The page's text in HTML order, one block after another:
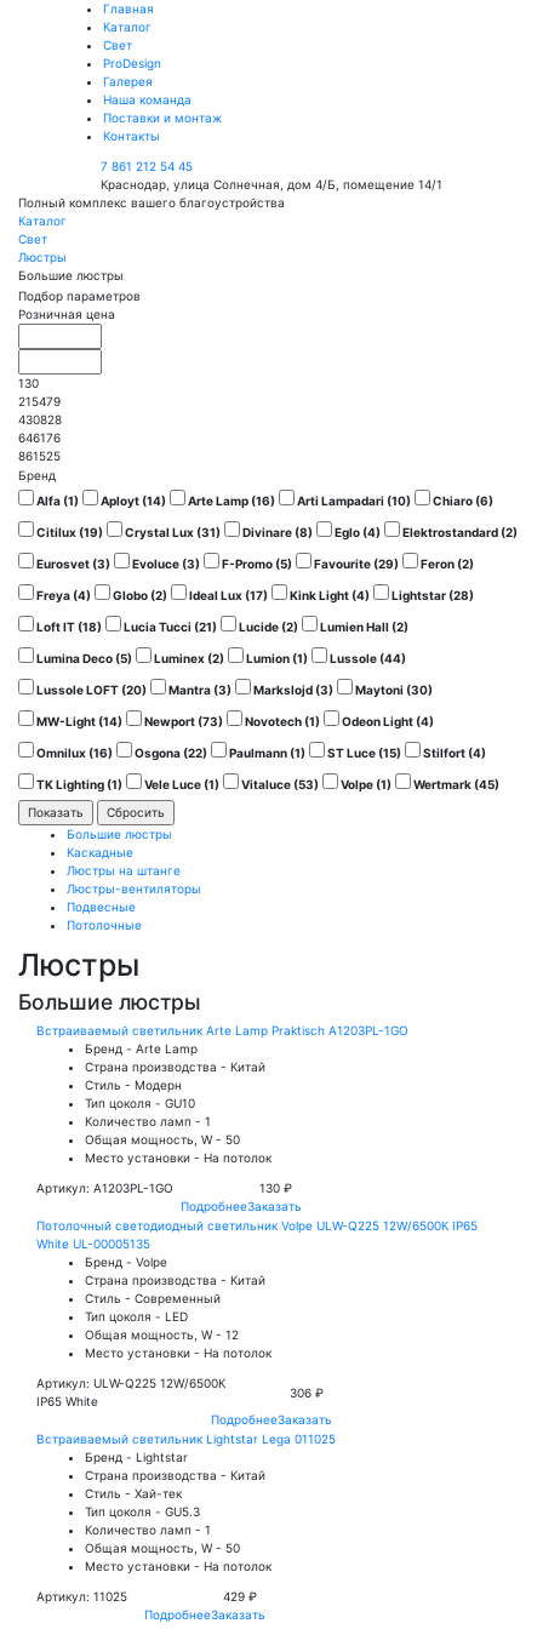
Главная
Каталог
Свет
ProDesign
Галерея
Наша команда
Поставки и монтаж
Контакты
7 861 212 54 45
Краснодар, улица Солнечная, дом 4/Б, помещение 14/1
Полный комплекс вашего благоустройства
Каталог
Свет
Люстры
Большие люстры
Подбор параметров
Розничная цена
130
215479
430828
646176
861525
Бренд
Alfa (1) Aployt (14) Arte Lamp (16) Arti Lampadari (10) Chiaro (6)
Citilux (19) Crystal Lux (31) Divinare (8) Eglo (4) Elektrostandard (2)
Eurosvet (3) Evoluce (3) F-Promo (5) Favourite (29) Feron (2)
Freya (4) Globo (2) Ideal Lux (17) Kink Light (4) Lightstar (28)
Loft IT (18) Lucia Tucci (21) Lucide (2) Lumien Hall (2)
Lumina Deco (5) Luminex (2) Lumion (1) Lussole (44)
Lussole LOFT (20) Mantra (3) Markslojd (3) Maytoni (30)
MW-Light (14) Newport (73) Novotech (1) Odeon Light (4)
Omnilux (16) Osgona (22) Paulmann (1) ST Luce (15) Stilfort (4)
TK Lighting (1) Vele Luce (1) Vitaluce (53) Volpe (1) Wertmark (45)
Большие люстры
Каскадные
Люстры на штанге
Люстры-вентиляторы
Подвесные
Потолочные
Люстры
Большие люстры
Встраиваемый светильник Arte Lamp Praktisch A1203PL-1GO
Бренд - Arte Lamp
Страна производства - Китай
Стиль - Модерн
Тип цоколя - GU10
Количество ламп - 1
Общая мощность, W - 50
Место установки - На потолок
Артикул: A1203PL-1GO
130 ₽
ПодробнееЗаказать
Потолочный светодиодный светильник Volpe ULW-Q225 12W/6500К IP65
White UL-00005135
Бренд - Volpe
Страна производства - Китай
Стиль - Современный
Тип цоколя - LED
Общая мощность, W - 12
Место установки - На потолок
Артикул: ULW-Q225 12W/6500К
IP65 White
306 ₽
ПодробнееЗаказать
Встраиваемый светильник Lightstar Lega 011025
Бренд - Lightstar
Страна производства - Китай
Стиль - Хай-тек
Тип цоколя - GU5.3
Количество ламп - 1
Общая мощность, W - 50
Место установки - На потолок
Артикул: 11025
429 ₽
ПодробнееЗаказать